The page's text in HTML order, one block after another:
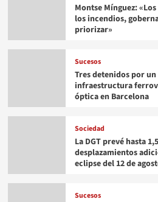
Montse Mínguez:
los incendios,
priorizar»
Sucesos
Tres detenidos por
infraestructura
óptica en Barcelona
Sociedad
La DGT prevé hasta
desplazamientos
eclipse del 12 de
Sucesos